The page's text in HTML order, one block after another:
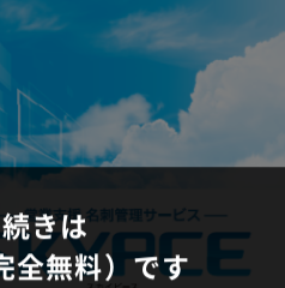
きは
全無料）です